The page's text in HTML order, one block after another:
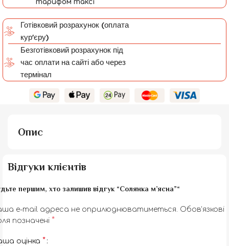
тарифом таксі
Готівковий розрахунок (оплата
кур'єру)
Безготівковий розрахунок під
час оплати на сайті або через
термінал
Опис
Відгуки клієнтів
першим, хто залишив відгук “Солянка м’ясна”“
e-mail адреса не оприлюднюватиметься. Обов’язкові
позначені *
оцінка *